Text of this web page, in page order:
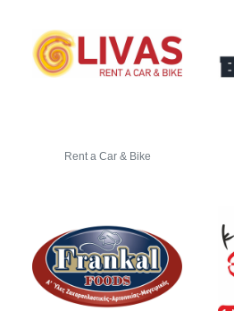
Rent a Car & Bike